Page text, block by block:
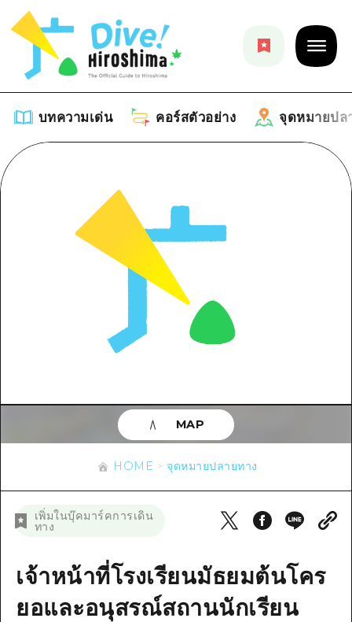
บทความเด่น คอร์สตัวอย่าง จุดหมายปล
รายการ
คำแนะนำ
ศิลปะ
งานอีเว้นท์ / เทศกาล
อาหารรสเลิศ / สุรา
ช้อปปิ้ง
กีฬา
สถานบันเทิงยามค่ำคืน
มาตรฐาน
ประวัติศาสตร์ / วัฒนธรรม
คอร์สตัวอย่าง
รายการ
คู่มือ Dive! Hiroshima
ฮิโรชิม่า โมชิ โมชิ ทราเวล
บิงโก
บริเวณรอบๆ มิยาจิมะ
จุดหมายปลายทาง
รายการ
บริเวณรอบเมืองฮิโรชิม่า
บิงโก
บิโฮคุ
เกโฮคุ
จังหวัดเอฮิเมะ
อีเว้นท์
ข้อมูลที่เป็นประโยชน์
รายการ
เข้าถึงเข้าถึง
สรุปการจราจรรอง
ตั๋วเที่ยวคุ้มค่าตั๋วเที่ยวคุ้มค่า
บริการรับฝากและจัดส่งสัมภาระ
ข่าว
HOME จุดหมายปลายทาง
เพิ่มในบุ๊คมาร์คการเดิน
ทาง
เจ้าหน้าที่โรงเรียนมัธยมต้นโคร
ยอและอนุสรณ์สถานนักเรียน
MAP